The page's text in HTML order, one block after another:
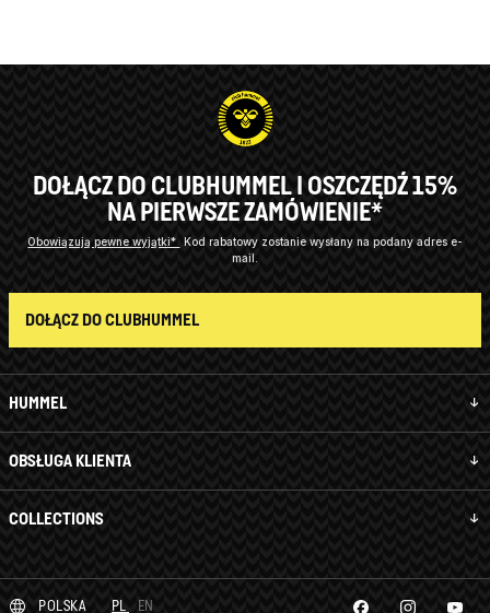
HUMMEL
OBSŁUGA KLIENTA
COLLECTIONS
DOŁĄCZ DO CLUBHUMMEL I OSZCZĘDŹ 15%
NA PIERWSZE ZAMÓWIENIE*
Obowiązują pewne wyjątki*
Kod rabatowy zostanie wysłany na podany adres e-
mail.
DOŁĄCZ DO CLUBHUMMEL
POLSKA PL EN